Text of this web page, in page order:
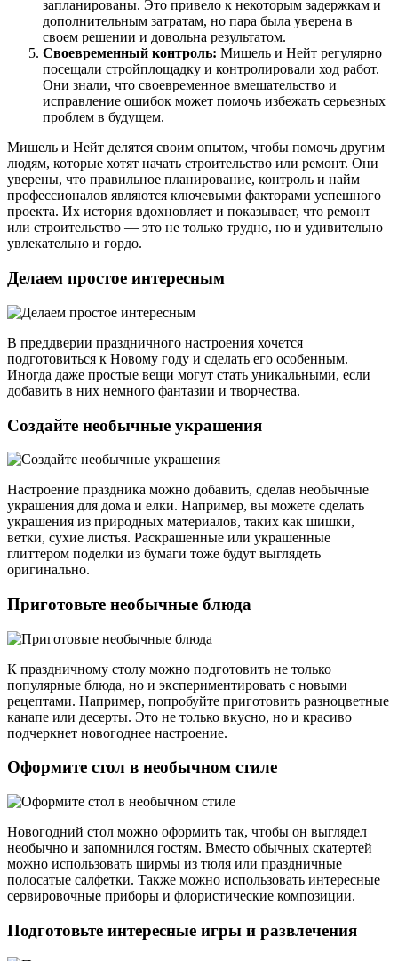
запланированы. Это привело к некоторым задержкам и
дополнительным затратам, но пара была уверена в
своем решении и довольна результатом.
Своевременный контроль: Мишель и Нейт регулярно
посещали стройплощадку и контролировали ход работ.
Они знали, что своевременное вмешательство и
исправление ошибок может помочь избежать серьезных
проблем в будущем.
Мишель и Нейт делятся своим опытом, чтобы помочь другим
людям, которые хотят начать строительство или ремонт. Они
уверены, что правильное планирование, контроль и найм
профессионалов являются ключевыми факторами успешного
проекта. Их история вдохновляет и показывает, что ремонт
или строительство — это не только трудно, но и удивительно
увлекательно и гордо.
Делаем простое интересным
В преддверии праздничного настроения хочется
подготовиться к Новому году и сделать его особенным.
Иногда даже простые вещи могут стать уникальными, если
добавить в них немного фантазии и творчества.
Создайте необычные украшения
Настроение праздника можно добавить, сделав необычные
украшения для дома и елки. Например, вы можете сделать
украшения из природных материалов, таких как шишки,
ветки, сухие листья. Раскрашенные или украшенные
глиттером поделки из бумаги тоже будут выглядеть
оригинально.
Приготовьте необычные блюда
К праздничному столу можно подготовить не только
популярные блюда, но и экспериментировать с новыми
рецептами. Например, попробуйте приготовить разноцветные
канапе или десерты. Это не только вкусно, но и красиво
подчеркнет новогоднее настроение.
Оформите стол в необычном стиле
Новогодний стол можно оформить так, чтобы он выглядел
необычно и запомнился гостям. Вместо обычных скатертей
можно использовать ширмы из тюля или праздничные
полосатые салфетки. Также можно использовать интересные
сервировочные приборы и флористические композиции.
Подготовьте интересные игры и развлечения